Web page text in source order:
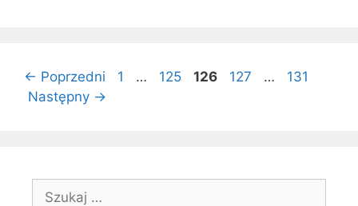
← Poprzedni Strona
1 … Strona
125 Strona
126 Strona
127 … Strona
131
Następny →
Szukaj: